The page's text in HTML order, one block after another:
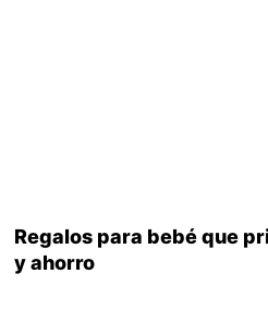
Regalos para bebé que
y ahorro